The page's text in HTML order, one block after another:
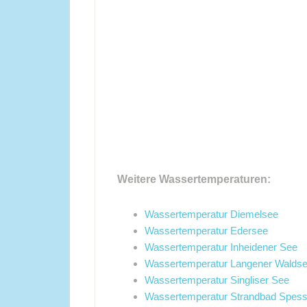
Weitere Wassertemperaturen:
Wassertemperatur Diemelsee
Wassertemperatur Edersee
Wassertemperatur Inheidener See
Wassertemperatur Langener
Wassertemperatur Singliser See
Wassertemperatur Strandbad